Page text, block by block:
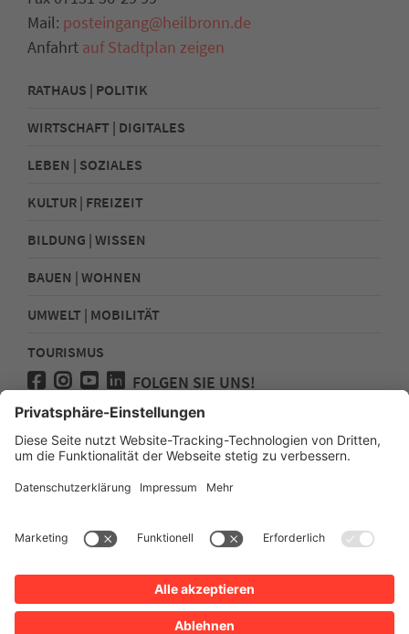
Mail: posteingang@heilbronn.de
Anfahrt auf Stadtplan zeigen
RATHAUS | POLITIK
WIRTSCHAFT | DIGITALES
LEBEN | SOZIALES
KULTUR | FREIZEIT
BILDUNG | WISSEN
BAUEN | WOHNEN
UMWELT | MOBILITÄT
TOURISMUS
FOLGEN SIE UNS!
Presse
Kontakt
Impressum
Sitemap